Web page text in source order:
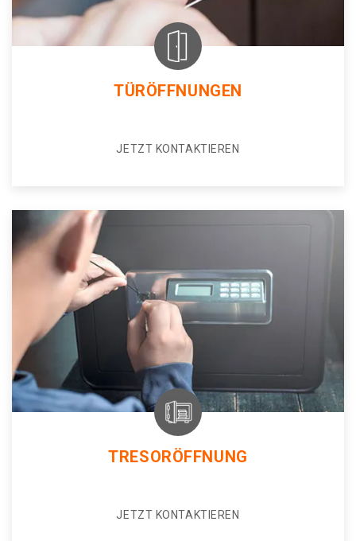
TÜRÖFFNUNGEN
JETZT KONTAKTIEREN
TRESORÖFFNUNG
JETZT KONTAKTIEREN